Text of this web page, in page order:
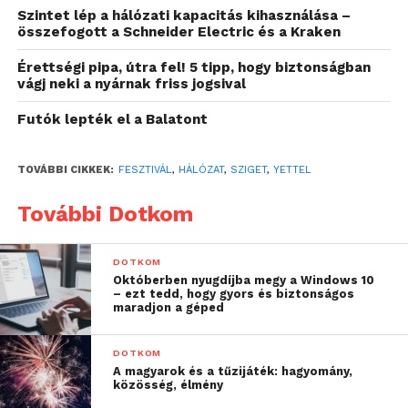
mobilhálózat megbízhatóan kiszolgálja az
esemény ideje alatt hirtelen megugró adat- és
hangforgalom igényt.
Már 2024-ben is döbbenetesen
egy óra alatt közel 600 GB
forgalma akár 25x-öse is lehet egy átlagos
budapesti bázisállomásénak. Összehasonlítva
mindezt az Óbudai-sziget egy átlagos nyári
hetével, elmondható, hogy a fesztivál ideje alatt
tavaly a Yettel hálózatán összesen mintegy
kétszázszor többet telefonáltak és
ezerkétszázszor több adatot használtak fel a
Szintet lép a hálózati kapacitás kihasználása –
összefogott a Schneider Electric és a Kraken
Érettségi pipa, útra fel! 5 tipp, hogy biztonságban
vágj neki a nyárnak friss jogsival
Futók lepték el a Balatont
TOVÁBBI CIKKEK: FESZTIVÁL, HÁLÓZAT, SZIGET, YETTEL
További Dotkom
DOTKOM
Októberben nyugdíjba megy a Windows 10
– ezt tedd, hogy gyors és biztonságos
maradjon a géped
DOTKOM
A magyarok és a tűzijáték: hagyomány,
közösség, élmény